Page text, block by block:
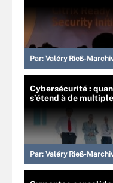
Par: Valéry Rieß-
Cybersécurité :
s’étend à de
Par: Valéry Rieß-